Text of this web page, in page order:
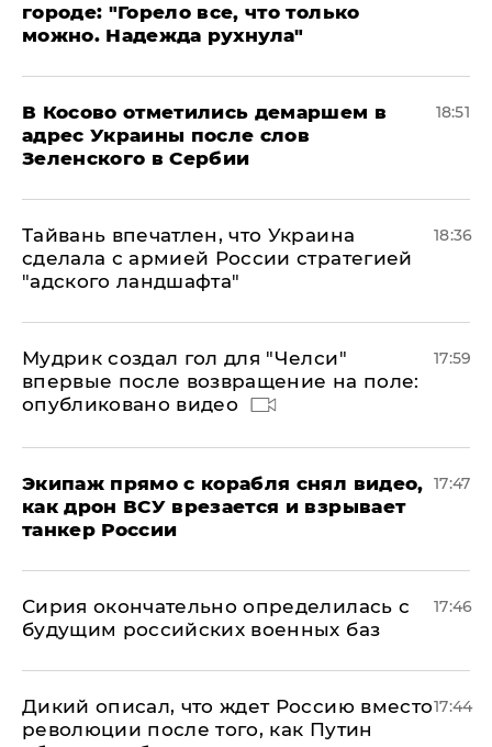
городе: "Горело все, что только
можно. Надежда рухнула"
В Косово отметились демаршем в
адрес Украины после слов
Зеленского в Сербии
18:51
Тайвань впечатлен, что Украина
сделала с армией России стратегией
"адского ландшафта"
18:36
Мудрик создал гол для "Челси"
впервые после возвращение на поле:
опубликовано видео
17:59
Экипаж прямо с корабля снял видео,
как дрон ВСУ врезается и взрывает
танкер России
17:47
Сирия окончательно определилась с
будущим российских военных баз
17:46
Дикий описал, что ждет Россию вместо
революции после того, как Путин
17:44